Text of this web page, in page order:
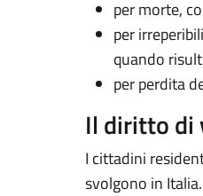
per morte,
per
quando
per perdita
Il diritto di
I cittadini
svolgono in Italia.